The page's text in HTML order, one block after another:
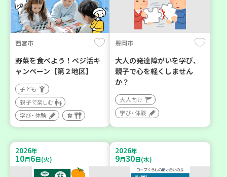
西宮市
野菜を食べよう！ベジ活キ
ャンペーン【第２地区】
子ども
親子で楽しむ
学び・体験
食
豊岡市
大人の発達障がいを学び、
親子で心を軽くしません
か？
大人向け
学び・体験
2026年
10月6日(火)
2026年
9月30日(水)